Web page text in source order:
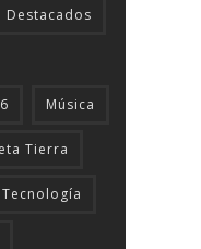
Destacados
Música
Tierra
Tecnologí­a